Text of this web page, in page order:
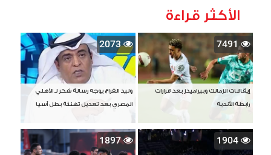
الأكثر قراءة
7491
إيقافات الزمالك وبيراميدز بعد قرارات
رابطة الأندية
2073
وليد الفراج يوجه رسالة شكر لـ الأهلي
المصري بعد تعديل تهنئة بطل آسيا
1904
1897